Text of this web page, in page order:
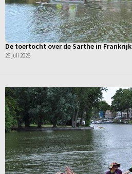
De toertocht over de Sarthe in Frankrijk
26 juli 2026